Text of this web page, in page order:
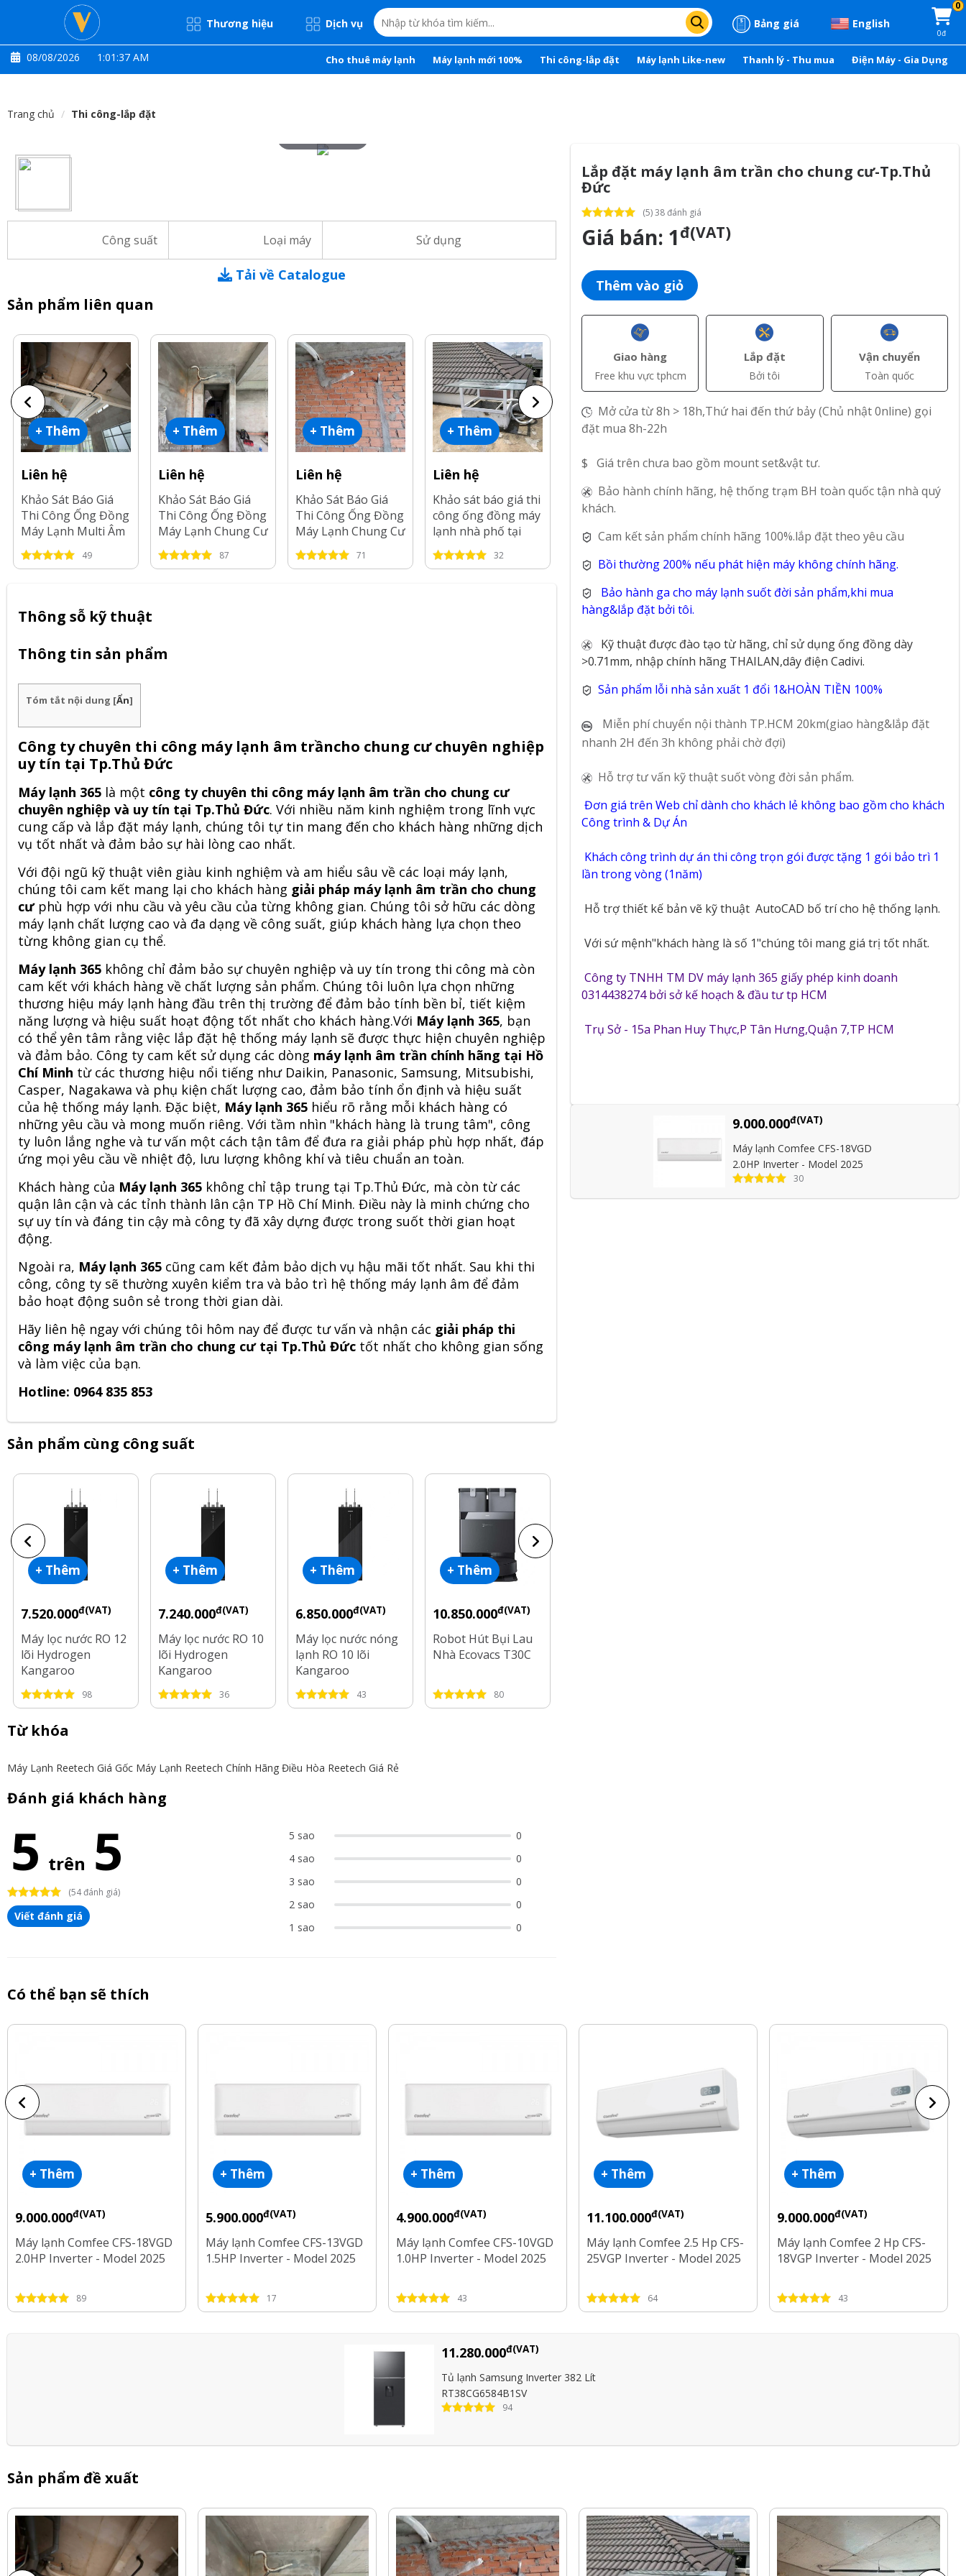
Thương hiệu Dịch vụ Bảng giá English
0
0đ
08/08/2026 1:01:39 AM Cho thuê máy lạnh Máy lạnh mới 100% Thi công-lắp đặt Máy lạnh Like-new Thanh lý - Thu mua Điện Máy - Gia Dụng
Trang chủ Thi công-lắp đặt
Công suất Loại máy Sử dụng
Tải về Catalogue
Sản phẩm liên quan
+ Thêm
Liên hệ
Khảo Sát Báo Giá
Thi Công Ống Đồng
Máy Lạnh Multi Âm
Trần tại Tp.HCM-
2026
49
+ Thêm
Liên hệ
Khảo Sát Báo Giá
Thi Công Ống Đồng
Máy Lạnh Chung Cư
tại Long An-2026
87
+ Thêm
Liên hệ
Khảo Sát Báo Giá
Thi Công Ống Đồng
Máy Lạnh Chung Cư
tại Bình Dương-
2026
71
+ Thêm
Liên hệ
Khảo sát báo giá thi
công ống đồng máy
lạnh nhà phố tại
Tp.HCM-2026
32
+ Thêm
Liên hệ
Khảo Sát Báo Giá
Thi Công Ống Đồng
Máy Lạnh Căn Hộ
tại Tp.HCM-2026
Khảo sát báo giá thi
hòa nhà phố tại
Tp.HCM-2026
Khảo Sát Báo Giá
Máy Lạnh Nhà
Xưởng tại Tp.HCM-
2026
Thông sỗ kỹ thuật
Thông tin sản phẩm
Tóm tắt nội dung [Ẩn]
Công ty chuyên thi công máy lạnh âm trầncho chung cư chuyên nghiệp
uy tín tại Tp.Thủ Đức
Máy lạnh 365 là một công ty chuyên thi công máy lạnh âm trần cho chung cư
chuyên nghiệp và uy tín tại Tp.Thủ Đức. Với nhiều năm kinh nghiệm trong lĩnh vực
cung cấp và lắp đặt máy lạnh, chúng tôi tự tin mang đến cho khách hàng những dịch
vụ tốt nhất và đảm bảo sự hài lòng cao nhất.
Với đội ngũ kỹ thuật viên giàu kinh nghiệm và am hiểu sâu về các loại máy lạnh,
chúng tôi cam kết mang lại cho khách hàng giải pháp máy lạnh âm trần cho chung
cưphù hợp với nhu cầu và yêu cầu của từng không gian. Chúng tôi sở hữu các dòng
máy lạnh chất lượng cao và đa dạng về công suất, giúp khách hàng lựa chọn theo
từng không gian cụ thể.
Máy lạnh 365 không chỉ đảm bảo sự chuyên nghiệp và uy tín trong thi công mà còn
cam kết với khách hàng về chất lượng sản phẩm. Chúng tôi luôn lựa chọn những
thương hiệu máy lạnh hàng đầu trên thị trường để đảm bảo tính bền bỉ, tiết kiệm
năng lượng và hiệu suất hoạt động tốt nhất cho khách hàng.Với Máy lạnh 365, bạn
có thể yên tâm rằng việc lắp đặt hệ thống máy lạnh sẽ được thực hiện chuyên nghiệp
và đảm bảo. Công ty cam kết sử dụng các dòng máy lạnh âm trần chính hãng tại Hồ
Chí Minh từ các thương hiệu nổi tiếng như Daikin, Panasonic, Samsung, Mitsubishi,
Casper, Nagakawa và phụ kiện chất lượng cao, đảm bảo tính ổn định và hiệu suất
của hệ thống máy lạnh. Đặc biệt, Máy lạnh 365 hiểu rõ rằng mỗi khách hàng có
những yêu cầu và mong muốn riêng. Với tầm nhìn "khách hàng là trung tâm", công
ty luôn lắng nghe và tư vấn một cách tận tâm để đưa ra giải pháp phù hợp nhất, đáp
ứng mọi yêu cầu về nhiệt độ, lưu lượng không khí và tiêu chuẩn an toàn.
Khách hàng của Máy lạnh 365 không chỉ tập trung tại Tp.Thủ Đức, mà còn từ các
quận lân cận và các tỉnh thành lân cận TP Hồ Chí Minh. Điều này là minh chứng cho
sự uy tín và đáng tin cậy mà công ty đã xây dựng được trong suốt thời gian hoạt
động.
Ngoài ra, Máy lạnh 365 cũng cam kết đảm bảo dịch vụ hậu mãi tốt nhất. Sau khi thi
công, công ty sẽ thường xuyên kiểm tra và bảo trì hệ thống máy lạnh âm để đảm
bảo hoạt động suôn sẻ trong thời gian dài.
Hãy liên hệ ngay với chúng tôi hôm nay để được tư vấn và nhận các giải pháp thi
công máy lạnh âm trần cho chung cư tại Tp.Thủ Đức tốt nhất cho không gian sống
và làm việc của bạn.
Hotline: 0964 835 853
Sản phẩm cùng công suất
+ Thêm
7.520.000đ(VAT)
Máy lọc nước RO 12
lõi Hydrogen
Kangaroo
KG12S19H3
98
+ Thêm
7.240.000đ(VAT)
Máy lọc nước RO 10
lõi Hydrogen
Kangaroo
KG10S18H3
36
+ Thêm
6.850.000đ(VAT)
Máy lọc nước nóng
lạnh RO 10 lõi
Kangaroo
KG10S16N3
43
+ Thêm
10.850.000đ(VAT)
Robot Hút Bụi Lau
Nhà Ecovacs T30C
80
Từ khóa
Máy Lạnh Reetech Giá Gốc Máy Lạnh Reetech Chính Hãng Điều Hòa Reetech Giá Rẻ
Đánh giá khách hàng
5 trên 5
(54 đánh giá)
Viết đánh giá
5 sao
0
4 sao
0
3 sao
0
2 sao
0
1 sao
0
Lắp đặt máy lạnh âm trần cho chung cư-Tp.Thủ
Đức
(5) 38 đánh giá
Giá bán: 1đ(VAT)
Thêm vào giỏ
Giao hàng
Free khu vực tphcm
Lắp đặt
Bởi tôi
Vận chuyển
Toàn quốc
Mở cửa từ 8h > 18h,Thứ hai đến thứ bảy (Chủ nhật 0nline) gọi
đặt mua 8h-22h
$ Giá trên chưa bao gồm mount set&vật tư.
Bảo hành chính hãng, hệ thống trạm BH toàn quốc tận nhà quý
khách.
Cam kết sản phẩm chính hãng 100%.lắp đặt theo yêu cầu
Bồi thường 200% nếu phát hiện máy không chính hãng.
Bảo hành ga cho máy lạnh suốt đời sản phẩm,khi mua
hàng&lắp đặt bởi tôi.
Kỹ thuật được đào tạo từ hãng, chỉ sử dụng ống đồng dày
>0.71mm, nhập chính hãng THAILAN,dây điện Cadivi.
Sản phẩm lỗi nhà sản xuất 1 đổi 1&HOÀN TIỀN 100%
Miễn phí chuyển nội thành TP.HCM 20km(giao hàng&lắp đặt
nhanh 2H đến 3h không phải chờ đợi)
Hỗ trợ tư vấn kỹ thuật suốt vòng đời sản phẩm.
Đơn giá trên Web chỉ dành cho khách lẻ không bao gồm cho khách
Công trình & Dự Án
Khách công trình dự án thi công trọn gói được tặng 1 gói bảo trì 1
lần trong vòng (1năm)
Hỗ trợ thiết kế bản vẽ kỹ thuật AutoCAD bố trí cho hệ thống lạnh.
Với sứ mệnh"khách hàng là số 1"chúng tôi mang giá trị tốt nhất.
Công ty TNHH TM DV máy lạnh 365 giấy phép kinh doanh
0314438274 bởi sở kế hoạch & đầu tư tp HCM
Trụ Sở - 15a Phan Huy Thực,P Tân Hưng,Quận 7,TP HCM
9.000.000đ(VAT)
Máy lạnh Comfee CFS-18VGD
2.0HP Inverter - Model 2025
30
Có thể bạn sẽ thích
+ Thêm
9.000.000đ(VAT)
Máy lạnh Comfee CFS-18VGD
2.0HP Inverter - Model 2025
89
+ Thêm
5.900.000đ(VAT)
Máy lạnh Comfee CFS-13VGD
1.5HP Inverter - Model 2025
17
+ Thêm
4.900.000đ(VAT)
Máy lạnh Comfee CFS-10VGD
1.0HP Inverter - Model 2025
43
+ Thêm
11.100.000đ(VAT)
Máy lạnh Comfee 2.5 Hp CFS-
25VGP Inverter - Model 2025
64
+ Thêm
9.000.000đ(VAT)
Máy lạnh Comfee 2 Hp CFS-
18VGP Inverter - Model 2025
43
11.280.000đ(VAT)
Tủ lạnh Samsung Inverter 382 Lít
RT38CG6584B1SV
94
Sản phẩm đề xuất